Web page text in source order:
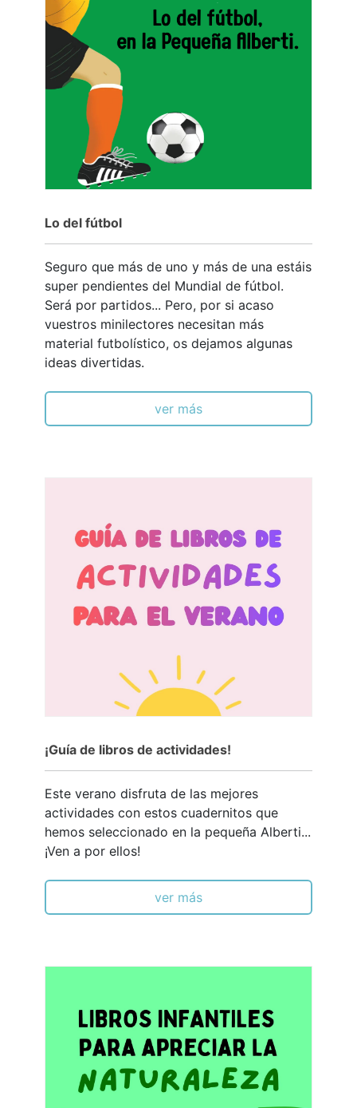
Lo del fútbol
Seguro que más de uno y más de una estáis
super pendientes del Mundial de fútbol.
Será por partidos... Pero, por si acaso
vuestros minilectores necesitan más
material futbolístico, os dejamos algunas
ideas divertidas.
ver más
¡Guía de libros de actividades!
Este verano disfruta de las mejores
actividades con estos cuadernitos que
hemos seleccionado en la pequeña Alberti...
¡Ven a por ellos!
ver más